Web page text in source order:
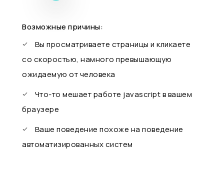
Возможные причины:
Вы просматриваете страницы и кликаете
со скоростью, намного превышающую
ожидаемую от человека
Что-то мешает работе javascript в вашем
браузере
Ваше поведение похоже на поведение
автоматизированных систем